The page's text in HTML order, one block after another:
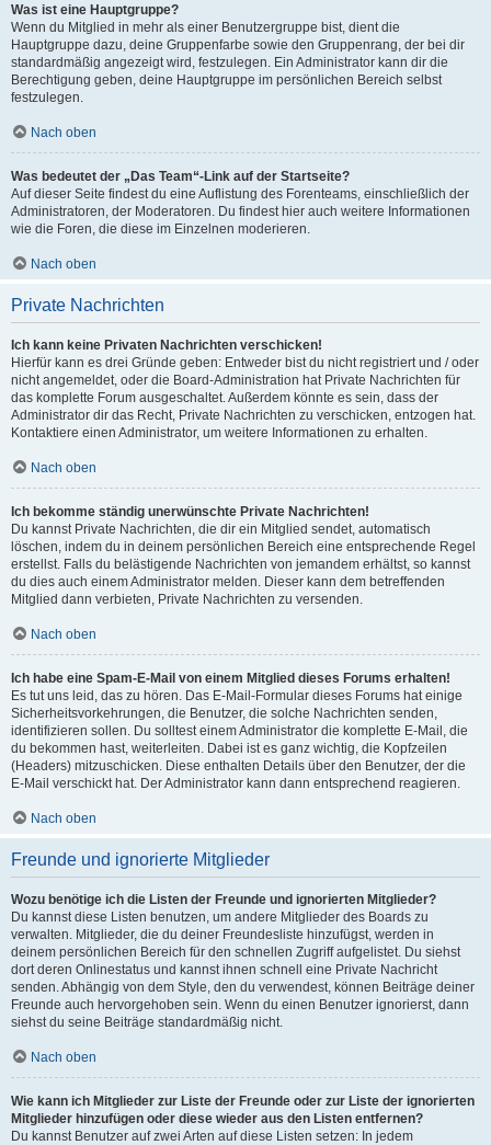
Was ist eine Hauptgruppe?
Wenn du Mitglied in mehr als einer Benutzergruppe bist, dient die
Hauptgruppe dazu, deine Gruppenfarbe sowie den Gruppenrang, der bei dir
standardmäßig angezeigt wird, festzulegen. Ein Administrator kann dir die
Berechtigung geben, deine Hauptgruppe im persönlichen Bereich selbst
festzulegen.
Nach oben
Was bedeutet der „Das Team“-Link auf der Startseite?
Auf dieser Seite findest du eine Auflistung des Forenteams, einschließlich der
Administratoren, der Moderatoren. Du findest hier auch weitere Informationen
wie die Foren, die diese im Einzelnen moderieren.
Nach oben
Private Nachrichten
Ich kann keine Privaten Nachrichten verschicken!
Hierfür kann es drei Gründe geben: Entweder bist du nicht registriert und / oder
nicht angemeldet, oder die Board-Administration hat Private Nachrichten für
das komplette Forum ausgeschaltet. Außerdem könnte es sein, dass der
Administrator dir das Recht, Private Nachrichten zu verschicken, entzogen hat.
Kontaktiere einen Administrator, um weitere Informationen zu erhalten.
Nach oben
Ich bekomme ständig unerwünschte Private Nachrichten!
Du kannst Private Nachrichten, die dir ein Mitglied sendet, automatisch
löschen, indem du in deinem persönlichen Bereich eine entsprechende Regel
erstellst. Falls du belästigende Nachrichten von jemandem erhältst, so kannst
du dies auch einem Administrator melden. Dieser kann dem betreffenden
Mitglied dann verbieten, Private Nachrichten zu versenden.
Nach oben
Ich habe eine Spam-E-Mail von einem Mitglied dieses Forums erhalten!
Es tut uns leid, das zu hören. Das E-Mail-Formular dieses Forums hat einige
Sicherheitsvorkehrungen, die Benutzer, die solche Nachrichten senden,
identifizieren sollen. Du solltest einem Administrator die komplette E-Mail, die
du bekommen hast, weiterleiten. Dabei ist es ganz wichtig, die Kopfzeilen
(Headers) mitzuschicken. Diese enthalten Details über den Benutzer, der die
E-Mail verschickt hat. Der Administrator kann dann entsprechend reagieren.
Nach oben
Freunde und ignorierte Mitglieder
Wozu benötige ich die Listen der Freunde und ignorierten Mitglieder?
Du kannst diese Listen benutzen, um andere Mitglieder des Boards zu
verwalten. Mitglieder, die du deiner Freundesliste hinzufügst, werden in
deinem persönlichen Bereich für den schnellen Zugriff aufgelistet. Du siehst
dort deren Onlinestatus und kannst ihnen schnell eine Private Nachricht
senden. Abhängig von dem Style, den du verwendest, können Beiträge deiner
Freunde auch hervorgehoben sein. Wenn du einen Benutzer ignorierst, dann
siehst du seine Beiträge standardmäßig nicht.
Nach oben
Wie kann ich Mitglieder zur Liste der Freunde oder zur Liste der ignorierten
Mitglieder hinzufügen oder diese wieder aus den Listen entfernen?
Du kannst Benutzer auf zwei Arten auf diese Listen setzen: In jedem